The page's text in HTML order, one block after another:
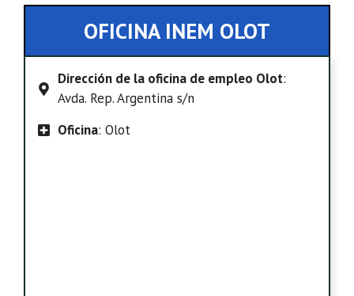
OFICINA INEM OLOT
Dirección de la oficina de empleo Olot:
Avda. Rep. Argentina s/n
Oficina: Olot